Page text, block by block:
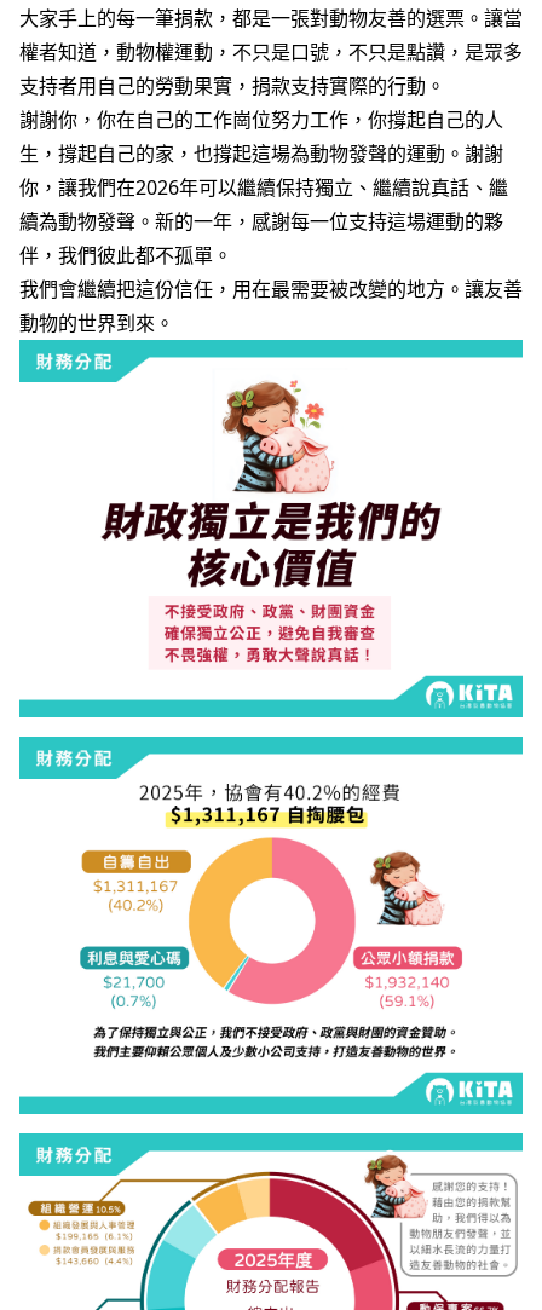
大家手上的每一筆捐款，都是一張對動物友善的選票。讓當
權者知道，動物權運動，不只是口號，不只是點讚，是眾多
支持者用自己的勞動果實，捐款支持實際的行動。
謝謝你，你在自己的工作崗位努力工作，你撐起自己的人
生，撐起自己的家，也撐起這場為動物發聲的運動。謝謝
你，讓我們在2026年可以繼續保持獨立、繼續說真話、繼
續為動物發聲。新的一年，感謝每一位支持這場運動的夥
伴，我們彼此都不孤單。
我們會繼續把這份信任，用在最需要被改變的地方。 讓友善
動物的世界到來。